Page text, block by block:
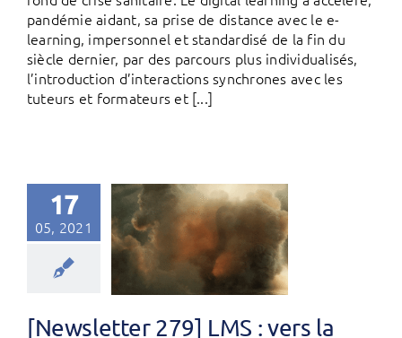
pandémie aidant, sa prise de distance avec le e-
learning, impersonnel et standardisé de la fin du
siècle dernier, par des parcours plus individualisés,
l’introduction d’interactions synchrones avec les
tuteurs et formateurs et [...]
17
05, 2021
[Newsletter 279] LMS : vers la